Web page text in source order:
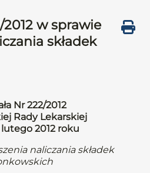
2012 w sprawie
składek
Nr 222/2012
Rady Lekarskiej
2012 roku
naliczania składek